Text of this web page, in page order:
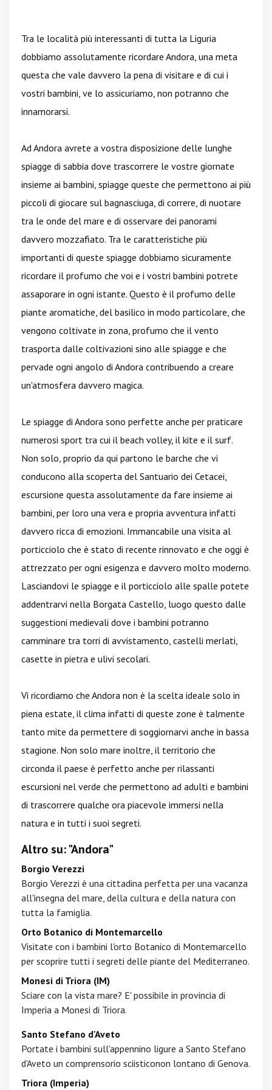
Tra le località più interessanti di tutta la Liguria
dobbiamo assolutamente ricordare Andora, una meta
questa che vale davvero la pena di visitare e di cui i
vostri bambini, ve lo assicuriamo, non potranno che
innamorarsi.
Ad Andora avrete a vostra disposizione delle lunghe
spiagge di sabbia dove trascorrere le vostre giornate
insieme ai bambini, spiagge queste che permettono ai più
piccoli di giocare sul bagnasciuga, di correre, di nuotare
tra le onde del mare e di osservare dei panorami
davvero mozzafiato. Tra le caratteristiche più
importanti di queste spiagge dobbiamo sicuramente
ricordare il profumo che voi e i vostri bambini potrete
assaporare in ogni istante. Questo è il profumo delle
piante aromatiche, del basilico in modo particolare, che
vengono coltivate in zona, profumo che il vento
trasporta dalle coltivazioni sino alle spiagge e che
pervade ogni angolo di Andora contribuendo a creare
un'atmosfera davvero magica.
Le spiagge di Andora sono perfette anche per praticare
numerosi sport tra cui il beach volley, il kite e il surf.
Non solo, proprio da qui partono le barche che vi
conducono alla scoperta del Santuario dei Cetacei,
escursione questa assolutamente da fare insieme ai
bambini, per loro una vera e propria avventura infatti
davvero ricca di emozioni. Immancabile una visita al
porticciolo che è stato di recente rinnovato e che oggi è
attrezzato per ogni esigenza e davvero molto moderno.
Lasciandovi le spiagge e il porticciolo alle spalle potete
addentrarvi nella Borgata Castello, luogo questo dalle
suggestioni medievali dove i bambini potranno
camminare tra torri di avvistamento, castelli merlati,
casette in pietra e ulivi secolari.
Vi ricordiamo che Andora non è la scelta ideale solo in
piena estate, il clima infatti di queste zone è talmente
tanto mite da permettere di soggiornarvi anche in bassa
stagione. Non solo mare inoltre, il territorio che
circonda il paese è perfetto anche per rilassanti
escursioni nel verde che permettono ad adulti e bambini
di trascorrere qualche ora piacevole immersi nella
natura e in tutti i suoi segreti.
Altro su: "Andora"
Borgio Verezzi
Borgio Verezzi è una cittadina perfetta per una vacanza
all'insegna del mare, della cultura e della natura con
tutta la famiglia.
Orto Botanico di Montemarcello
Visitate con i bambini l'orto Botanico di Montemarcello
per scoprire tutti i segreti delle piante del Mediterraneo.
Monesi di Triora (IM)
Sciare con la vista mare? E' possibile in provincia di
Imperia a Monesi di Triora.
Santo Stefano d'Aveto
Portate i bambini sull'appennino ligure a Santo Stefano
d'Aveto un comprensorio sciisticonon lontano di Genova.
Triora (Imperia)